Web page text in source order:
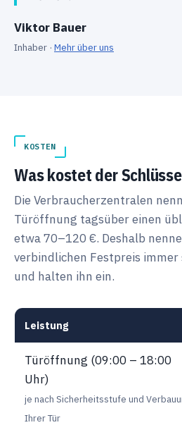
Viktor Bauer
Inhaber · Mehr über uns
KOSTEN
Was kostet der
Die Verbraucherzentralen
Türöffnung tagsüber einen
etwa 70–120 €. Deshalb
verbindlichen Festpreis
und halten ihn ein.
Leistung
Türöffnung (09:00 – 18:00
Uhr)
je nach Sicherheitsstufe und
Ihrer Tür